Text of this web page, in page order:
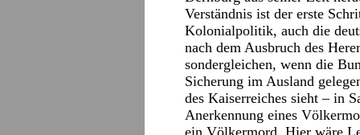
Verständnis ist der erste
Kolonialpolitik, auch die
nach dem Ausbruch des
sondergleichen, wenn die
Sicherung im Ausland
des Kaiserreiches sieht – in
Anerkennung eines
ein Völkermord. Hier wäre